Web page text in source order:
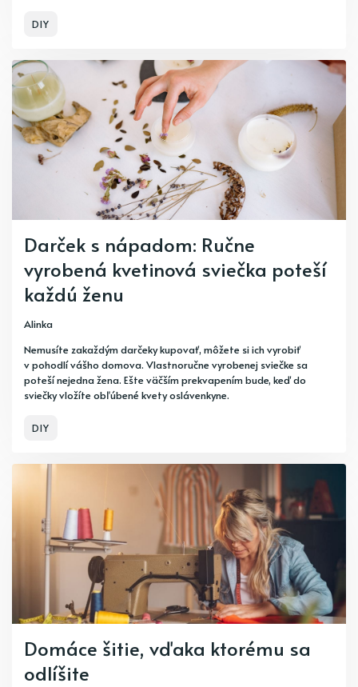
DIY
Darček s nápadom: Ručne
vyrobená kvetinová sviečka poteší
každú ženu
Alinka
Nemusíte zakaždým darčeky kupovať, môžete si ich vyrobiť
v pohodlí vášho domova. Vlastnoručne vyrobenej sviečke sa
poteší nejedna žena. Ešte väčším prekvapením bude, keď do
sviečky vložíte obľúbené kvety oslávenkyne.
DIY
Domáce šitie, vďaka ktorému sa
odlíšite